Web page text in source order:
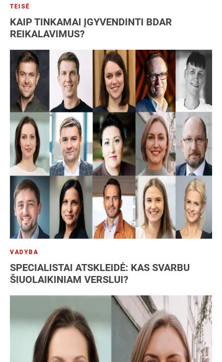
TEISĖ
KAIP TINKAMAI ĮGYVENDINTI BDAR
REIKALAVIMUS?
VADYBA
SPECIALISTAI ATSKLEIDĖ: KAS SVARBU
ŠIUOLAIKINIAM VERSLUI?